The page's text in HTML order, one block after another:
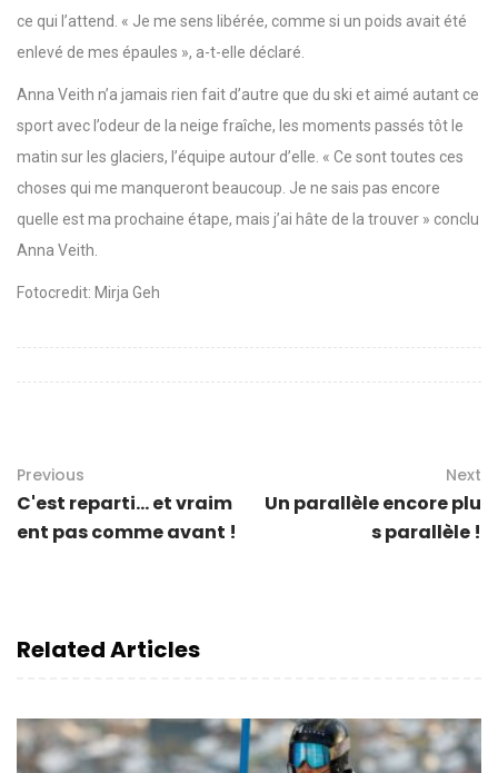
ce qui l’attend. « Je me sens libérée, comme si un poids avait été
enlevé de mes épaules », a-t-elle déclaré.
Anna Veith n’a jamais rien fait d’autre que du ski et aimé autant ce
sport avec l’odeur de la neige fraîche, les moments passés tôt le
matin sur les glaciers, l’équipe autour d’elle. « Ce sont toutes ces
choses qui me manqueront beaucoup. Je ne sais pas encore
quelle est ma prochaine étape, mais j’ai hâte de la trouver » conclu
Anna Veith.
Fotocredit: Mirja Geh
Previous
C'est reparti… et vraim
ent pas comme avant !
Next
Un parallèle encore plu
s parallèle !
Related Articles